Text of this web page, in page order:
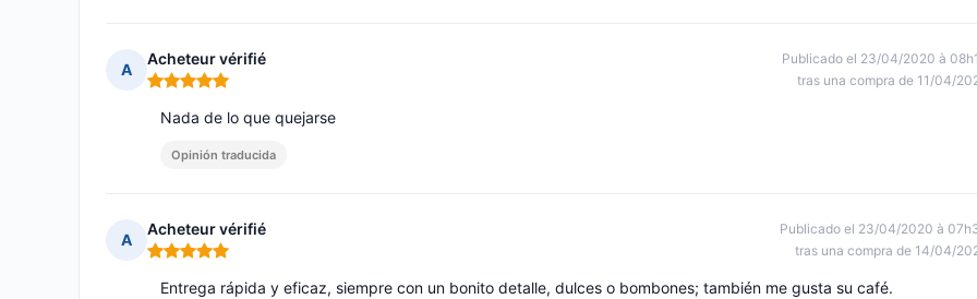
A
Acheteur vérifié
Nota: 5 de 5
Publicado el 23/04/2020 à
tras una compra de 11/04/
Nada de lo que quejarse
Opinión traducida
A
Acheteur vérifié
Nota: 5 de 5
Publicado el 23/04/2020 à
tras una compra de 14/04/
Entrega rápida y eficaz, siempre con un bonito detalle, dulces o bombones; también me gusta su café.